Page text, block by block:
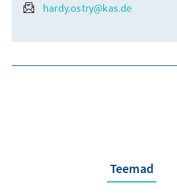
hardy.ostry@kas.de
Teemad